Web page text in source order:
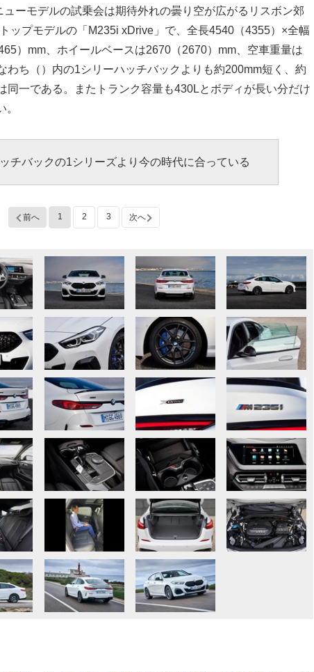
ーモデルの試乗会は期待外れの曇り空が広がるリスボン郊
ップモデルの「M235i xDrive」で、全長4540（4355）×全幅
）mm、ホイールベースは2670（2670）mm、空車重量は
ち（）内の1シリーハッチバックよりも約200mm短く、約
同一である。またトランク容量も430Lとボディが長い分だけ
チバックの1シリーズより今の時代に合っている
前へ 1 2 3 次へ